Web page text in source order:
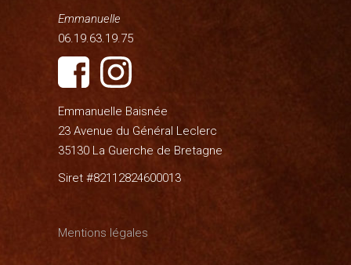
Emmanuelle
06.19.63.19.75
Emmanuelle Baisnée
23 Avenue du Général Leclerc
35130 La Guerche de Bretagne
Siret #82112824600013
Mentions légales